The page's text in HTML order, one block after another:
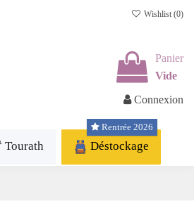
Wishlist (0)
Panier
Vide
Connexion
Tourath Déstockage
Rentrée 2026